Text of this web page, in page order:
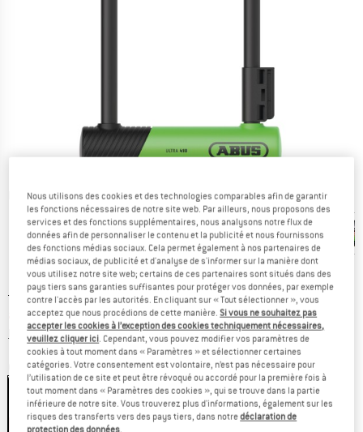
Photos détaillées
Prix initial :
59,95€
Prix:
à partir de41,97€ TVA incl.
hors Frais de livraisonInformations sur les frais de livraison. Ouvre une
Couleur:Green
-30 %
Nous utilisons des cookies et des technologies comparables afin de garantir
les fonctions nécessaires de notre site web. Par ailleurs, nous proposons des
services et des fonctions supplémentaires, nous analysons notre flux de
données afin de personnaliser le contenu et la publicité et nous fournissons
des fonctions médias sociaux. Cela permet également à nos partenaires de
médias sociaux, de publicité et d'analyse de s'informer sur la manière dont
vous utilisez notre site web; certains de ces partenaires sont situés dans des
pays tiers sans garanties suffisantes pour protéger vos données, par exemple
contre l'accès par les autorités. En cliquant sur « Tout sélectionner », vous
acceptez que nous procédions de cette manière.Si vous ne souhaitez pas
accepter les cookies à l’exception des cookies techniquement nécessaires,
veuillez cliquer ici. Cependant, vous pouvez modifier vos paramètres de
cookies à tout moment dans « Paramètres » et sélectionner certaines
catégories. Votre consentement est volontaire, n’est pas nécessaire pour
l’utilisation de ce site et peut être révoqué ou accordé pour la première fois à
tout moment dans « Paramètres des cookies », qui se trouve dans la partie
inférieure de notre site. Vous trouverez plus d'informations, également sur les
risques des transferts vers des pays tiers, dans notredéclaration de
protection des données.